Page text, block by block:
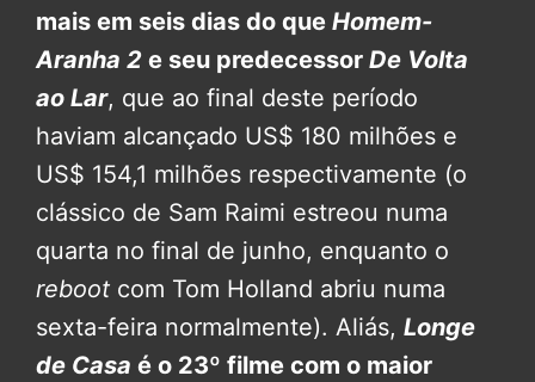
mais em seis dias do que Homem-
Aranha 2 e seu predecessor De Volta
ao Lar, que ao final deste período
haviam alcançado US$ 180 milhões e
US$ 154,1 milhões respectivamente (o
clássico de Sam Raimi estreou numa
quarta no final de junho, enquanto o
reboot com Tom Holland abriu numa
sexta-feira normalmente). Aliás, Longe
de Casa é o 23º filme com o maior